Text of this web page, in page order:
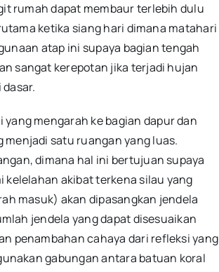
rumah dapat membaur terlebih dulu
ketika siang hari dimana matahari
atap ini supaya bagian tengah
sangat kerepotan jika terjadi hujan
mengarah ke bagian dapur dan
satu ruangan yang luas.
dimana hal ini bertujuan supaya
akibat terkena silau yang
masuk) akan dipasangkan jendela
jendela yang dapat disesuaikan
penambahan cahaya dari refleksi yang
gabungan antara batuan koral